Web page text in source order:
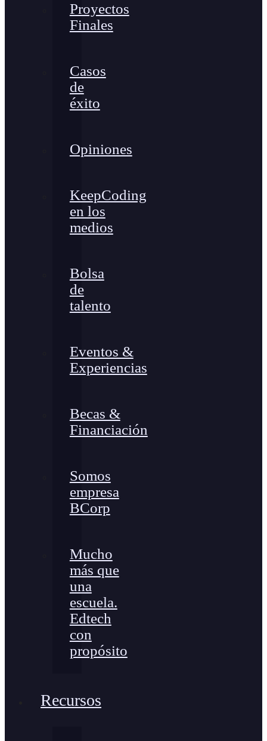
Proyectos
Finales
Casos
de
éxito
Opiniones
KeepCoding
en los
medios
Bolsa
de
talento
Eventos &
Experiencias
Becas &
Financiación
Somos
empresa
BCorp
Mucho
más que
una
escuela.
Edtech
con
propósito
Recursos